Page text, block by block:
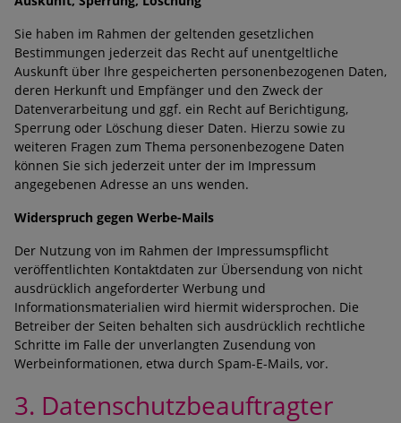
Sie haben im Rahmen der geltenden gesetzlichen
Bestimmungen jederzeit das Recht auf unentgeltliche
Auskunft über Ihre gespeicherten personenbezogenen Daten,
deren Herkunft und Empfänger und den Zweck der
Datenverarbeitung und ggf. ein Recht auf Berichtigung,
Sperrung oder Löschung dieser Daten. Hierzu sowie zu
weiteren Fragen zum Thema personenbezogene Daten
können Sie sich jederzeit unter der im Impressum
angegebenen Adresse an uns wenden.
Widerspruch gegen Werbe-Mails
Der Nutzung von im Rahmen der Impressumspflicht
veröffentlichten Kontaktdaten zur Übersendung von nicht
ausdrücklich angeforderter Werbung und
Informationsmaterialien wird hiermit widersprochen. Die
Betreiber der Seiten behalten sich ausdrücklich rechtliche
Schritte im Falle der unverlangten Zusendung von
Werbeinformationen, etwa durch Spam-E-Mails, vor.
3. Datenschutzbeauftragter